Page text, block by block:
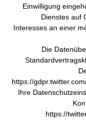
Einwilligung
Dienstes auf
Interesses an einer
Die
https://
Ihre
https://